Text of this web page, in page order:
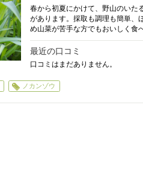
春から初夏にかけて、野山のいた
があります。採取も調理も簡単、
め山菜が苦手な方でもおいしく食
最近の口コミ
口コミはまだありません。
ノカンゾウ